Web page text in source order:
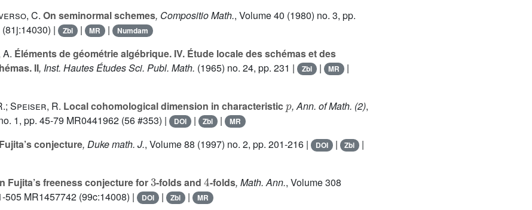
C. On seminormal schemes, Compositio Math., Volume 40 (1980) no. 3, pp.
|
Zbl | MR | Numdam
Éléments de géométrie algébrique. IV. Étude locale des schémas et des
II, Inst. Hautes Études Sci. Publ. Math. (1965) no. 24, pp. 231 | Zbl | MR |
Speiser, R. Local cohomological dimension in characteristic , Ann. of Math. (2),
1, pp. 45-79 MR0441962 (56 #353) | DOI | Zbl | MR
conjecture, Duke math. J., Volume 88 (1997) no. 2, pp. 201-216 | DOI | Zbl |
Fujita’s freeness conjecture for -folds and -folds, Math. Ann., Volume 308
505 MR1457742 (99c:14008) |
DOI | Zbl | MR